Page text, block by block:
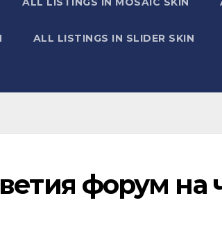
ALL LISTINGS IN SLIDER SKIN
форум на